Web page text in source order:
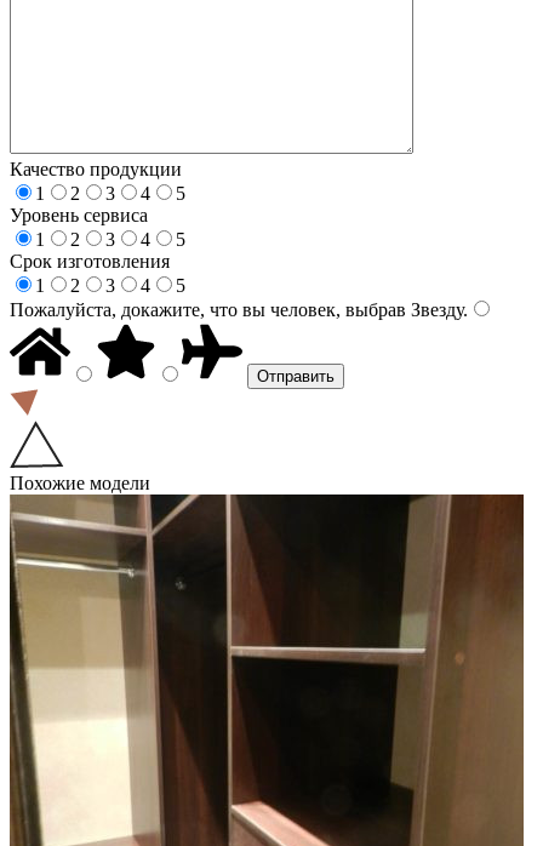
Качество продукции
1
2 3 4
5
Уровень сервиса
1
2 3 4
5
Срок изготовления
1
2 3 4
5
Пожалуйста, докажите, что вы человек, выбрав Звезду.
Похожие модели